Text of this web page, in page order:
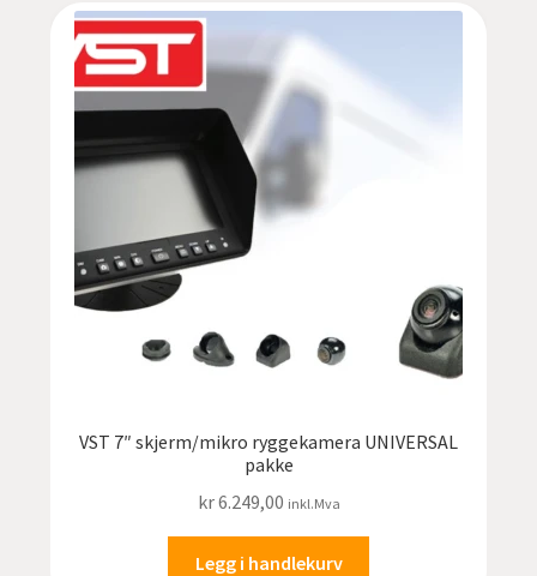
VST 7″ skjerm/mikro ryggekamera UNIVERSAL
pakke
kr6.249,00 inkl.Mva
Legg i handlekurv